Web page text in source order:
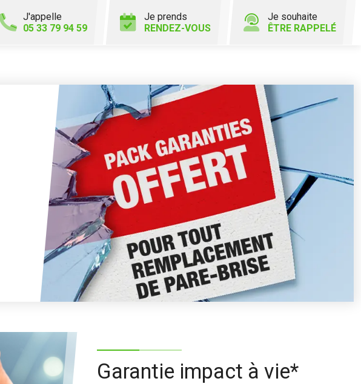
J'appelle
05 33 79 94 59
Je prends
RENDEZ-VOUS
Je souhaite
ÊTRE RAPPELÉ
Garantie impact à vie*